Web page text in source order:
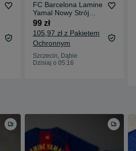
FC Barcelona Lamine
Yamal Nowy Strój
Zestaw Sezon 25/26
Rozmiar 145-155cm
99 zł
105,97 zł z Pakietem
Ochronnym
Szczecin, Dąbie
Dzisiaj o 05:16